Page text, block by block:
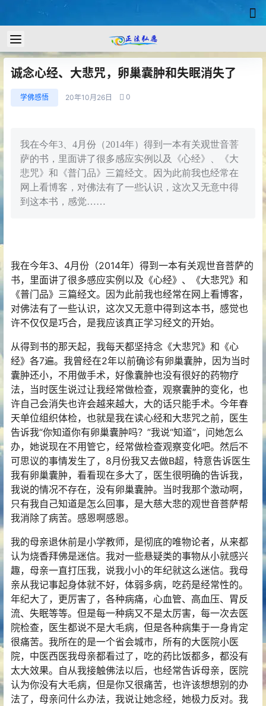
诚念心经、大悲咒，卵巢囊肿和失眠消失了
学佛感悟 20年10月26日 0
我在今年3、4月份（2014年）得到一本有关观世音菩
萨的书，里面讲了很多感应实例以及《心经》、《大
悲咒》和《普门品》三篇经文。因为此前我也经常在
网上看博客，对佛法有了一些认识，这次又无意中得
到这本书，感觉……
我在今年3、4月份（2014年）得到一本有关观世音菩萨的
书，里面讲了很多感应实例以及《心经》、《大悲咒》和
《普门品》三篇经文。因为此前我也经常在网上看博客，
对佛法有了一些认识，这次又无意中得到这本书，感觉也
许不仅仅是巧合，是我应该真正学习经文的开始。
从得到书的那天起，我每天都坚持念《大悲咒》和《心
经》各7遍。我曾经在2年以前确诊有卵巢囊肿，因为当时
囊肿还小，不用做手术，好像囊肿也没有很好的药物疗
法，当时医生说过让我经常做检查，观察囊肿的变化，也
许自己会消失也许会越来越大，大的话只能手术。今年春
天单位组织体检，也就是我在读心经和大悲咒之前，医生
告诉我“你知道你有卵巢囊肿吗？”我说“知道”，问她怎么
办，她说现在不用管它，经常做检查观察变化吧。然后不
可思议的事情发生了，8月份我又去做B超，特意告诉医生
我有卵巢囊肿，看看现在多大了，医生很明确的告诉我，
我说的情况不存在，没有卵巢囊肿。当时我那个激动啊，
只有我自己知道是怎么回事，是大慈大悲的观世音菩萨帮
我消除了病苦。感恩啊感恩。
我的母亲退休前是小学教师，是彻底的唯物论者，从来都
认为烧香拜佛是迷信。我对一些悬疑类的事物从小就感兴
趣，母亲一直打压我，说我小小的年纪就这么迷信。我母
亲从我记事起身体就不好，体弱多病，吃药是经常性的。
年纪大了，更厉害了，各种病痛，心血管、高血压、胃反
流、失眠等等。但是每一种病又不是太厉害，每一次去医
院检查，医生都说不是大毛病，但是各种病集于一身肯定
很痛苦。我所在的是一个省会城市，所有的大医院小医
院，中医西医我母亲都看过了，吃的药比饭都多，都没有
太大效果。自从我接触佛法以后，也经常告诉母亲，医院
认为你没有大毛病，但是你又很痛苦，也许该想想别的办
法了，母亲问什么办法，我说让她念经，她极力反对。我